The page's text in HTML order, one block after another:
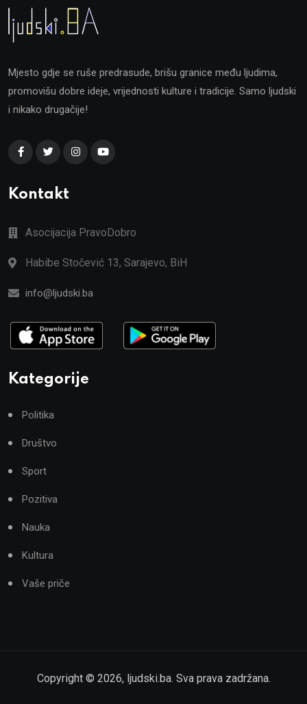
Mjesto gdje se ruše predrasude, brišu granice među ljudima,
promovišu dobre ideje, vrijednosti kulture i tradicije. Samo ljudski
i nikako drugačije!
Kontakt
Asocijacija PravoDobro
Habibe Stočević 13, Sarajevo, BiH
info@ljudski.ba
Kategorije
Politika
Društvo
Sport
Pozitiva
Nauka
Kultura
Vaše priče
Copyright © 2026, ljudski.ba. Sva prava zadržana.